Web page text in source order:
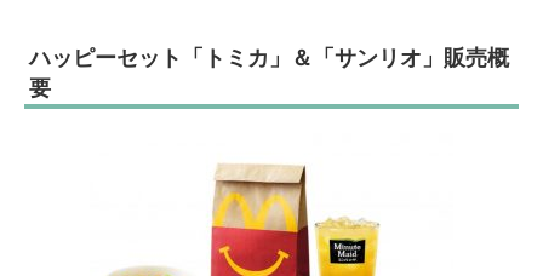
ハッピーセット「トミカ」＆「サンリオ」 販売概
要